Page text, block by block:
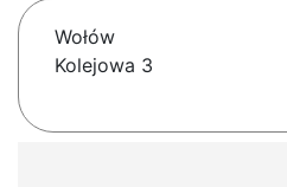
Wołów
Kolejowa 3